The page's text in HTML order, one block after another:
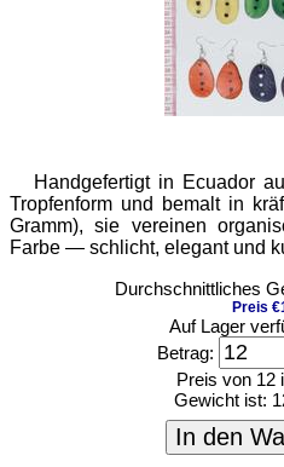
Handgefertigt in Ecuador
Tropfenform und bemalt in
Gramm), sie vereinen
Farbe — schlicht, elegant und
Durchschnittliches
Preis
Auf Lager
Betrag:
Preis von 12
Gewicht ist:
In den